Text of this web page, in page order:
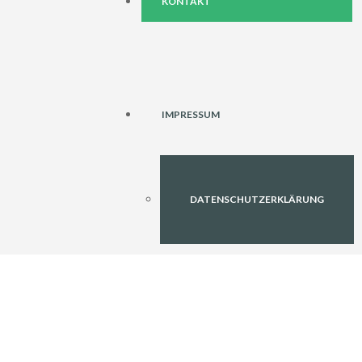
IMPRESSUM
DATENSCHUTZERKLÄRUNG